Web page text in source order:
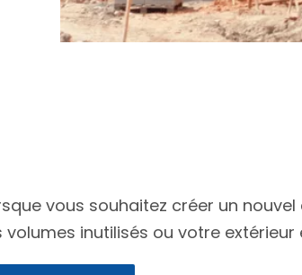
vous souhaitez créer un
inutilisés ou votre extérieur